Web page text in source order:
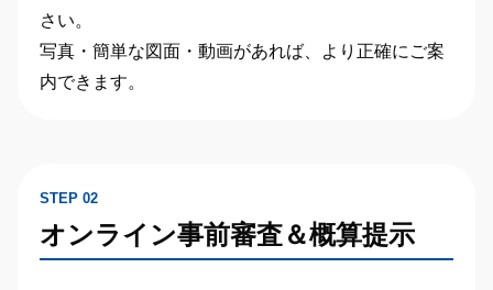
さい。
写真・簡単な図面・動画があれば、より正確にご案
内できます。
STEP 02
オンライン事前審査＆概算提示